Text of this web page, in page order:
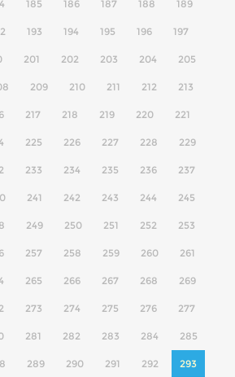
185 186 187 188 189
193 194 195 196 197
201 202 203 204 205
209 210 211 212 213
217 218 219 220 221
225 226 227 228 229
233 234 235 236 237
241 242 243 244 245
249 250 251 252 253
257 258 259 260 261
265 266 267 268 269
273 274 275 276 277
281 282 283 284 285
289 290 291 292 293